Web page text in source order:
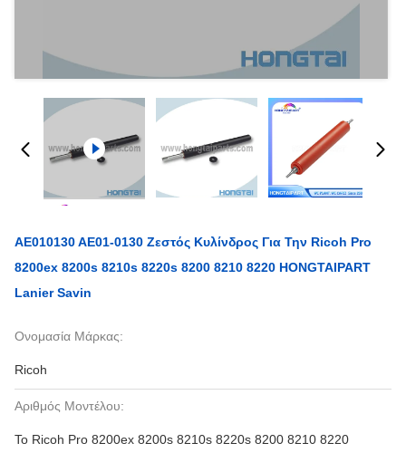
ΑΕ010130 ΑΕ01-0130 Ζεστός Κυλίνδρος Για Την Ricoh Pro
8200ex 8200s 8210s 8220s 8200 8210 8220 HONGTAIPART
Lanier Savin
Ονομασία Μάρκας:
Ricoh
Αριθμός Μοντέλου:
Το Ricoh Pro 8200ex 8200s 8210s 8220s 8200 8210 8220